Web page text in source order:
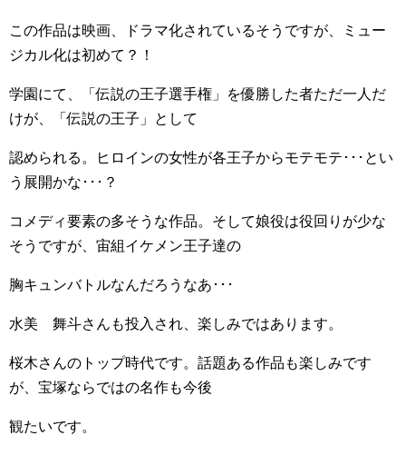
この作品は映画、ドラマ化されているそうですが、ミュー
ジカル化は初めて？！
学園にて、「伝説の王子選手権」を優勝した者ただ一人だ
けが、「伝説の王子」として
認められる。ヒロインの女性が各王子からモテモテ･･･とい
う展開かな･･･？
コメディ要素の多そうな作品。そして娘役は役回りが少な
そうですが、宙組イケメン王子達の
胸キュンバトルなんだろうなあ･･･
水美 舞斗さんも投入され、楽しみではあります。
桜木さんのトップ時代です。話題ある作品も楽しみです
が、宝塚ならではの名作も今後
観たいです。